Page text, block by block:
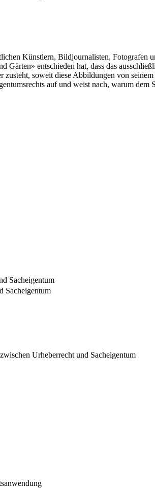
Künstlern, Bildjournalisten,
Gärten» entschieden hat, dass das
zusteht, soweit diese Abbildungen von
auf und weist nach, warum
Sacheigentum
Sacheigentum
Urheberrecht und Sacheigentum